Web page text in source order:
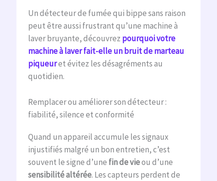
Un détecteur de fumée qui bippe sans raison
peut être aussi frustrant qu’une machine à
laver bruyante, découvrez pourquoi votre
machine à laver fait-elle un bruit de marteau
piqueuret évitez les désagréments au
quotidien.
Remplacer ou améliorer son détecteur :
fiabilité, silence et conformité
Quand un appareil accumule les signaux
injustifiés malgré un bon entretien, c’est
souvent le signe d’une fin de vieou d’une
sensibilité altérée. Les capteurs perdent de